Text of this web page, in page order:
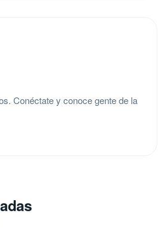
Conéctate y conoce gente de la